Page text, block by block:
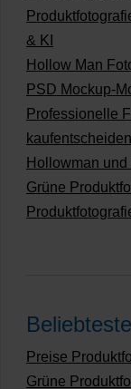
& KI
Hollow Man
PSD Mockup-
Professionelle
Hollowman
Grüne
Preise
Grüne